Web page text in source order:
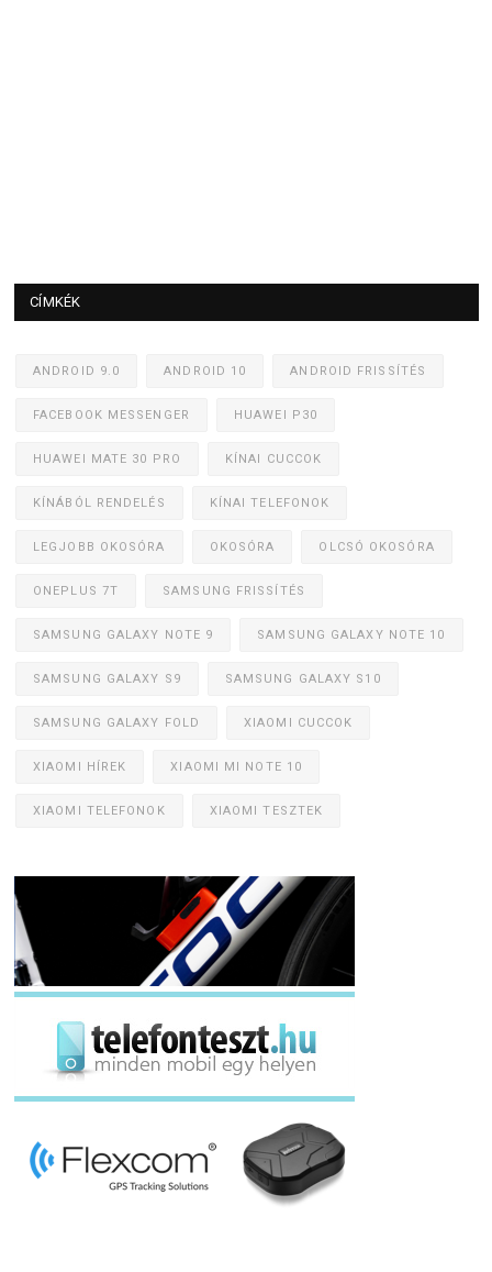
CÍMKÉK
ANDROID 9.0 ANDROID 10 ANDROID FRISSÍTÉS
FACEBOOK MESSENGER HUAWEI P30
HUAWEI MATE 30 PRO KÍNAI CUCCOK
KÍNÁBÓL RENDELÉS KÍNAI TELEFONOK
LEGJOBB OKOSÓRA OKOSÓRA OLCSÓ OKOSÓRA
ONEPLUS 7T SAMSUNG FRISSÍTÉS
SAMSUNG GALAXY NOTE 9 SAMSUNG GALAXY NOTE 10
SAMSUNG GALAXY S9 SAMSUNG GALAXY S10
SAMSUNG GALAXY FOLD XIAOMI CUCCOK
XIAOMI HÍREK XIAOMI MI NOTE 10
XIAOMI TELEFONOK XIAOMI TESZTEK